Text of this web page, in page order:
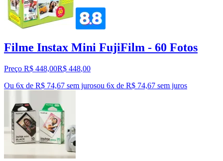
Filme Instax Mini FujiFilm - 60 Fotos
Preço R$ 448,00R$ 448,00
Ou 6x de R$ 74,67 sem jurosou 6x de R$ 74,67 sem juros